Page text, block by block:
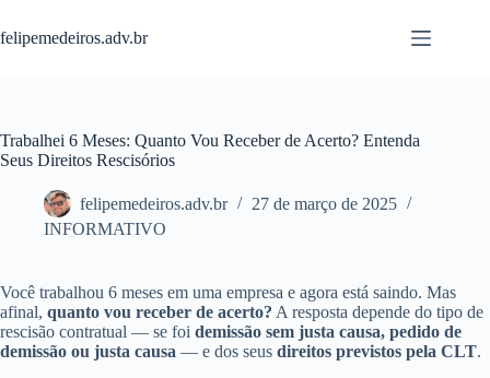
para
o
felipemedeiros.adv.br
Trabalhei 6 Meses: Quanto Vou Receber de Acerto? Entenda
Seus Direitos Rescisórios
felipemedeiros.adv.br
27 de março de 2025
INFORMATIVO
Você trabalhou 6 meses em uma empresa e agora está saindo. Mas
afinal, quanto vou receber de acerto? A resposta depende do tipo de
rescisão contratual — se foi demissão sem justa causa, pedido de
demissão ou justa causa — e dos seus direitos previstos pela CLT.